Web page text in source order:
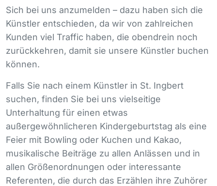
Sich bei uns anzumelden – dazu haben sich die
Künstler entschieden, da wir von zahlreichen
Kunden viel Traffic haben, die obendrein noch
zurückkehren, damit sie unsere Künstler buchen
können.
Falls Sie nach einem Künstler in St. Ingbert
suchen, finden Sie bei uns vielseitige
Unterhaltung für einen etwas
außergewöhnlicheren Kindergeburtstag als eine
Feier mit Bowling oder Kuchen und Kakao,
musikalische Beiträge zu allen Anlässen und in
allen Größenordnungen oder interessante
Referenten, die durch das Erzählen ihre Zuhörer